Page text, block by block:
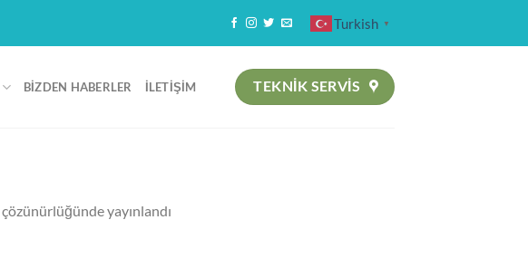
Turkish ▼
BIZDEN HABERLER İLETIŞIM TEKNIK SERVİS
çözünürlüğünde yayınlandı